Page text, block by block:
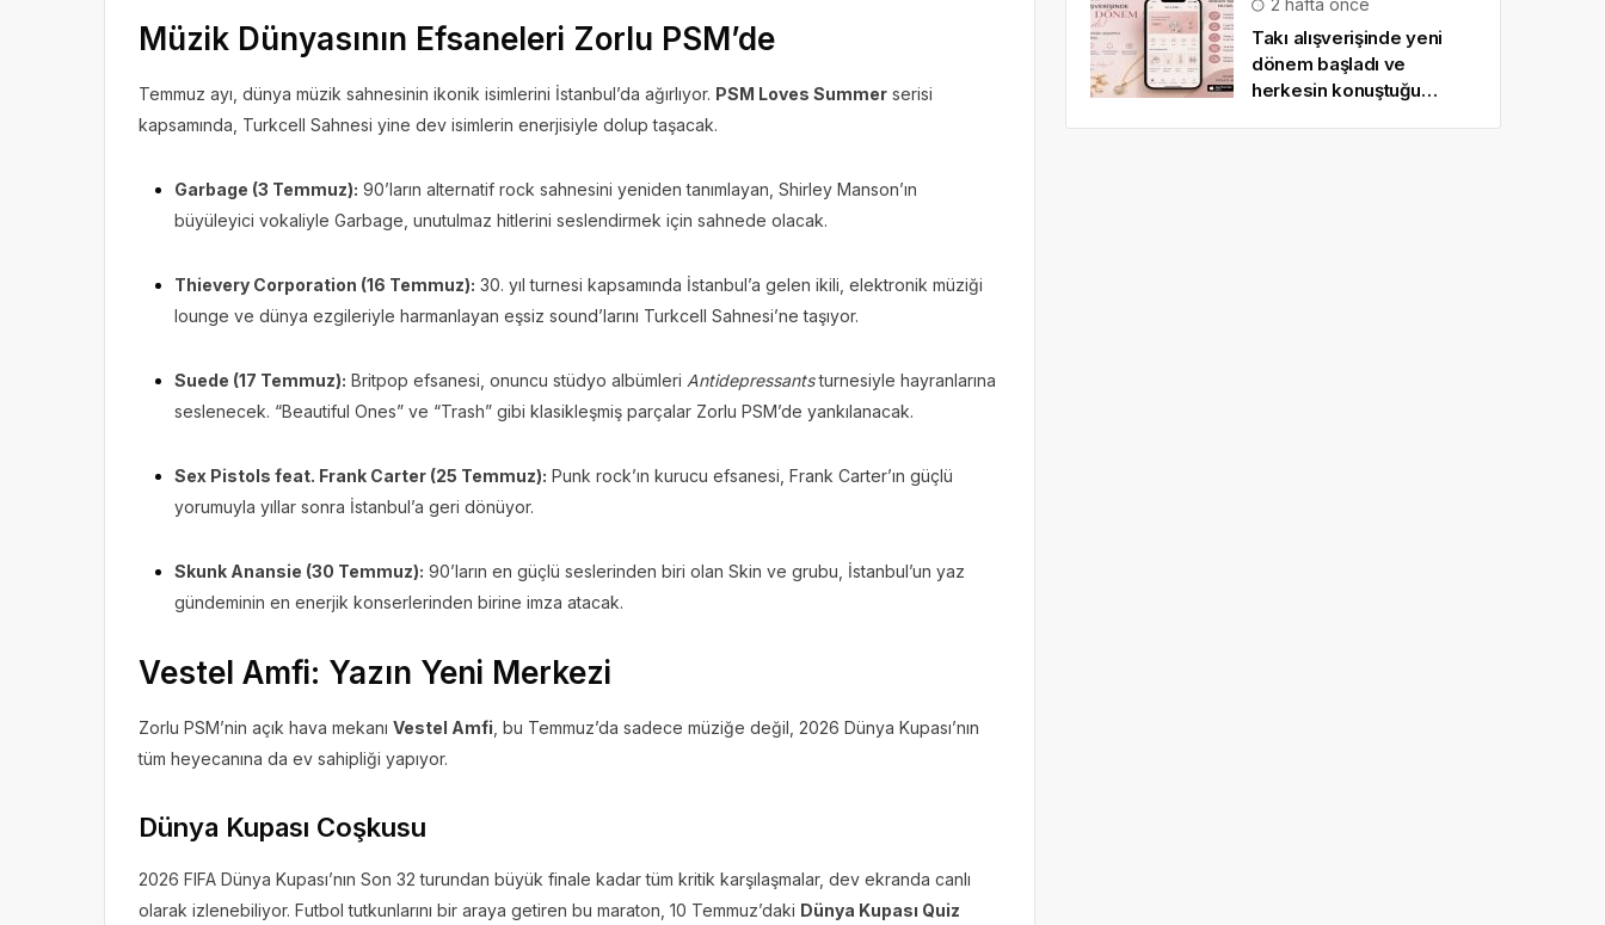
Müzik Dünyasının Efsaneleri Zorlu PSM’de
Temmuz ayı, dünya müzik sahnesinin ikonik isimlerini İstanbul’da ağırlıyor. PSM Loves Summer serisi
kapsamında, Turkcell Sahnesi yine dev isimlerin enerjisiyle dolup taşacak.
Garbage (3 Temmuz): 90’ların alternatif rock sahnesini yeniden tanımlayan, Shirley Manson’ın
büyüleyici vokaliyle Garbage, unutulmaz hitlerini seslendirmek için sahnede olacak.
Thievery Corporation (16 Temmuz): 30. yıl turnesi kapsamında İstanbul’a gelen ikili, elektronik müziği
lounge ve dünya ezgileriyle harmanlayan eşsiz sound’larını Turkcell Sahnesi’ne taşıyor.
Suede (17 Temmuz): Britpop efsanesi, onuncu stüdyo albümleri Antidepressantsturnesiyle hayranlarına
seslenecek. “Beautiful Ones” ve “Trash” gibi klasikleşmiş parçalar Zorlu PSM’de yankılanacak.
Sex Pistols feat. Frank Carter (25 Temmuz): Punk rock’ın kurucu efsanesi, Frank Carter’ın güçlü
yorumuyla yıllar sonra İstanbul’a geri dönüyor.
Skunk Anansie (30 Temmuz): 90’ların en güçlü seslerinden biri olan Skin ve grubu, İstanbul’un yaz
gündeminin en enerjik konserlerinden birine imza atacak.
Vestel Amfi: Yazın Yeni Merkezi
Zorlu PSM’nin açık hava mekanı Vestel Amfi , bu Temmuz’da sadece müziğe değil, 2026 Dünya Kupası’nın
tüm heyecanına da ev sahipliği yapıyor.
Dünya Kupası Coşkusu
2026 FIFA Dünya Kupası’nın Son 32 turundan büyük finale kadar tüm kritik karşılaşmalar, dev ekranda canlı
olarak izlenebiliyor. Futbol tutkunlarını bir araya getiren bu maraton, 10 Temmuz’daki Dünya Kupası Quiz
2 hafta önce
Takı alışverişinde yeni
dönem başladı ve
herkesin konuştuğu